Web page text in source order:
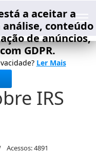
IRS
Acessos: 4891
a aceitar a
conteúdo
de anúncios,
GDPR.
Ler Mais